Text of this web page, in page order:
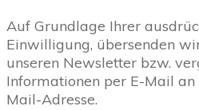
Auf Grundlage Ihrer
Einwilligung, übersenden
unseren Newsletter bzw.
Informationen per E-Mail an
Mail-Adresse.